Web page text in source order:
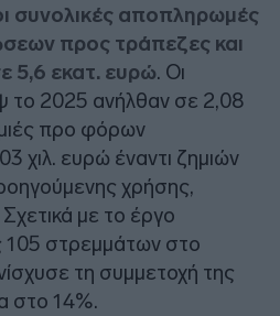
συνολικές αποπληρωμές
προς τράπεζες και
5,6 εκατ. ευρώ. Οι
το 2025 ανήλθαν σε 2,08
προ φόρων
χιλ. ευρώ έναντι ζημιών
χρήσης,
με το έργο
105 στρεμμάτων στο
τη συμμετοχή της
στο 14%.